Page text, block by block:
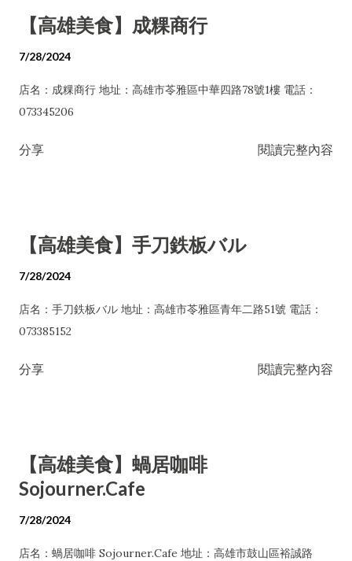
【高雄美食】成粿商行
7/28/2024
店名：成粿商行 地址：高雄市苓雅區中華四路78號1樓 電話：
073345206
分享 閱讀完整內容
【高雄美食】手刀鉄板バル
7/28/2024
店名：手刀鉄板バル 地址：高雄市苓雅區青年二路51號 電話：
073385152
分享 閱讀完整內容
【高雄美食】蝸居咖啡
Sojourner.Cafe
7/28/2024
店名：蝸居咖啡 Sojourner.Cafe 地址：高雄市鼓山區裕誠路